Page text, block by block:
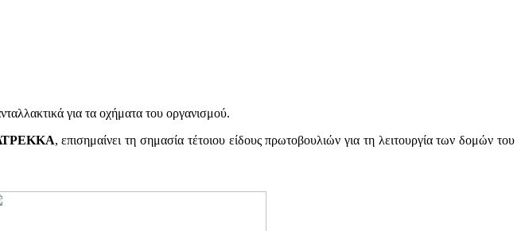
για τα οχήματα του οργανισμού.
, επισημαίνει τη σημασία τέτοιου είδους πρωτοβουλιών για τη λειτουργία των δομών του